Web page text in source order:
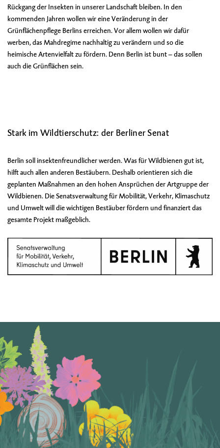
Rückgang der Insekten in unserer Landschaft bleiben. In den
kommenden Jahren wollen wir eine Veränderung in der
Grünflächenpflege Berlins erreichen. Vor allem wollen wir dafür
werben, das Mahdregime nachhaltig zu verändern und so die
heimische Artenvielfalt zu fördern. Denn Berlin ist bunt – das sollen
auch die Grünflächen sein.
Stark im Wildtierschutz: der Berliner Senat
Berlin soll insektenfreundlicher werden. Was für Wildbienen gut ist,
hilft auch allen anderen Bestäubern. Deshalb orientieren sich die
geplanten Maßnahmen an den hohen Ansprüchen der Artgruppe der
Wildbienen. Die Senatsverwaltung für Mobilität, Verkehr, Klimaschutz
und Umwelt will die wichtigen Bestäuber fördern und finanziert das
gesamte Projekt maßgeblich.